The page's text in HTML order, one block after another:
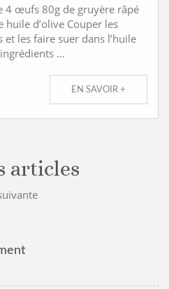
4 œufs 80g de gruyère râpé
d’olive Couper les
les faire suer dans l’huile
…
EN SAVOIR +
articles